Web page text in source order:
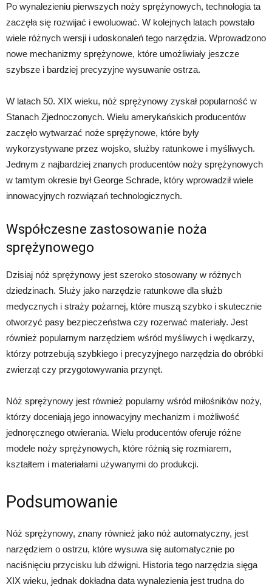
Po wynalezieniu pierwszych noży sprężynowych, technologia ta
zaczęła się rozwijać i ewoluować. W kolejnych latach powstało
wiele różnych wersji i udoskonaleń tego narzędzia. Wprowadzono
nowe mechanizmy sprężynowe, które umożliwiały jeszcze
szybsze i bardziej precyzyjne wysuwanie ostrza.
W latach 50. XIX wieku, nóż sprężynowy zyskał popularność w
Stanach Zjednoczonych. Wielu amerykańskich producentów
zaczęło wytwarzać noże sprężynowe, które były
wykorzystywane przez wojsko, służby ratunkowe i myśliwych.
Jednym z najbardziej znanych producentów noży sprężynowych
w tamtym okresie był George Schrade, który wprowadził wiele
innowacyjnych rozwiązań technologicznych.
Współczesne zastosowanie noża
sprężynowego
Dzisiaj nóż sprężynowy jest szeroko stosowany w różnych
dziedzinach. Służy jako narzędzie ratunkowe dla służb
medycznych i straży pożarnej, które muszą szybko i skutecznie
otworzyć pasy bezpieczeństwa czy rozerwać materiały. Jest
również popularnym narzędziem wśród myśliwych i wędkarzy,
którzy potrzebują szybkiego i precyzyjnego narzędzia do obróbki
zwierząt czy przygotowywania przynęt.
Nóż sprężynowy jest również popularny wśród miłośników noży,
którzy doceniają jego innowacyjny mechanizm i możliwość
jednoręcznego otwierania. Wielu producentów oferuje różne
modele noży sprężynowych, które różnią się rozmiarem,
kształtem i materiałami używanymi do produkcji.
Podsumowanie
Nóż sprężynowy, znany również jako nóż automatyczny, jest
narzędziem o ostrzu, które wysuwa się automatycznie po
naciśnięciu przycisku lub dźwigni. Historia tego narzędzia sięga
XIX wieku, jednak dokładna data wynalezienia jest trudna do